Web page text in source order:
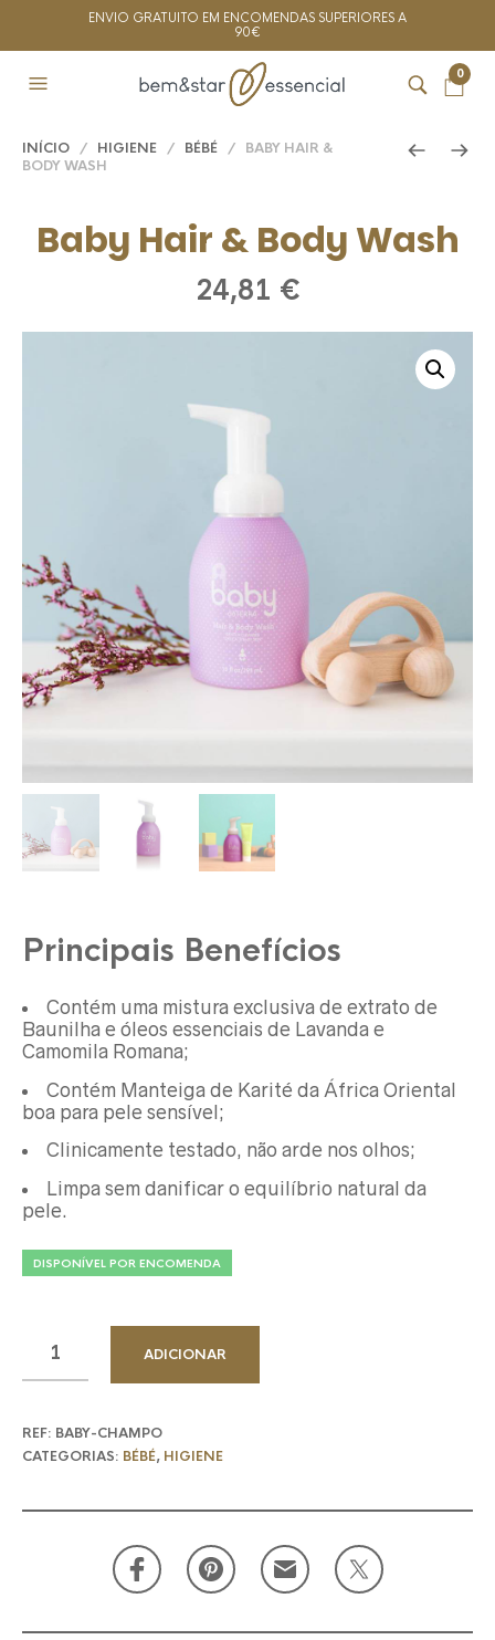
ENVIO GRATUITO EM ENCOMENDAS SUPERIORES A
90€
0
INÍCIO / HIGIENE / BÉBÉ / BABY HAIR &
BODY WASH
Baby Hair & Body Wash
24,81 €
Principais Benefícios
Contém uma mistura exclusiva de extrato de
Baunilha e óleos essenciais de Lavanda e
Camomila Romana;
Contém Manteiga de Karité da África Oriental
boa para pele sensível;
Clinicamente testado, não arde nos olhos;
Limpa sem danificar o equilíbrio natural da
pele.
DISPONÍVEL POR ENCOMENDA
ADICIONAR
REF: BABY-CHAMPO
CATEGORIAS: BÉBÉ, HIGIENE